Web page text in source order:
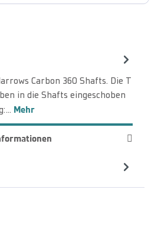
Carbon 360 Shafts. Die T
in die Shafts eingeschoben
Mehr